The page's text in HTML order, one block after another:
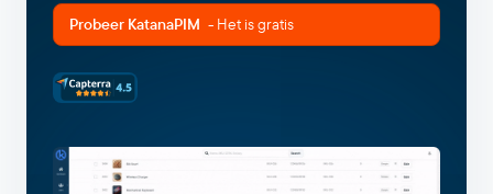
Probeer KatanaPIM - Het is gratis